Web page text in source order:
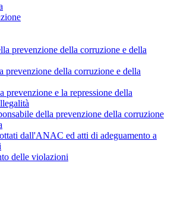
prevenzione della corruzione e della
prevenzione della corruzione e della
prevenzione e la repressione della
della prevenzione della corruzione
dall'ANAC ed atti di adeguamento a
delle violazioni